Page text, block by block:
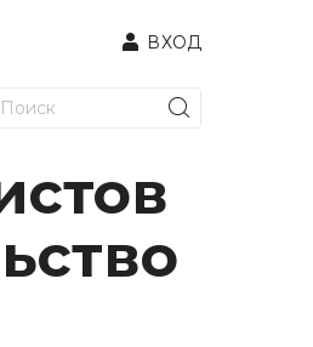
ВХОД